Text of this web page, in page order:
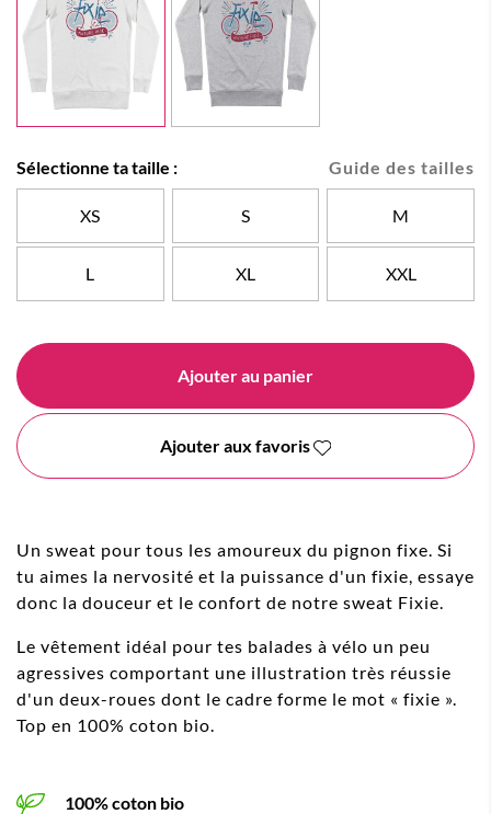
Guide des tailles
Sélectionne ta taille :
XS S M
L XL XXL
Ajouter au panier
Ajouter aux favoris
Un sweat pour tous les amoureux du pignon fixe. Si
tu aimes la nervosité et la puissance d'un fixie, essaye
donc la douceur et le confort de notre sweat Fixie.
Le vêtement idéal pour tes balades à vélo un peu
agressives comportant une illustration très réussie
d'un deux-roues dont le cadre forme le mot « fixie ».
Top en 100% coton bio.
100% coton bio